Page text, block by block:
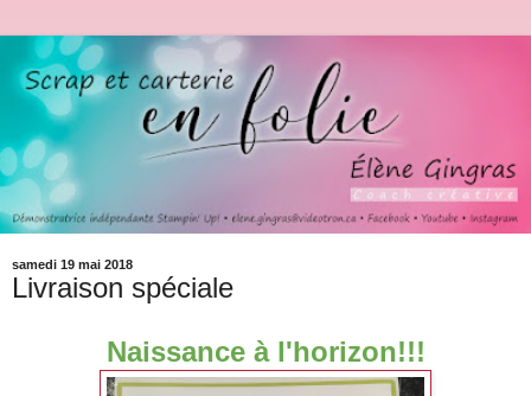
samedi 19 mai 2018
Livraison spéciale
Naissance à l'horizon!!!